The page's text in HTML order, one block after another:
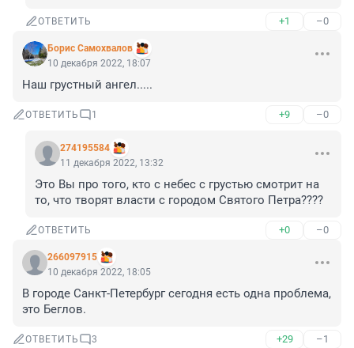
ОТВЕТИТЬ +1 –0
Борис Самохвалов
10 декабря 2022, 18:07
Наш грустный ангел.....
ОТВЕТИТЬ 1 +9 –0
274195584
11 декабря 2022, 13:32
Это Вы про того, кто с небес с грустью смотрит на
то, что творят власти с городом Святого Петра????
ОТВЕТИТЬ +0 –0
266097915
10 декабря 2022, 18:05
В городе Санкт-Петербург сегодня есть одна проблема,
это Беглов.
ОТВЕТИТЬ 3 +29 –1